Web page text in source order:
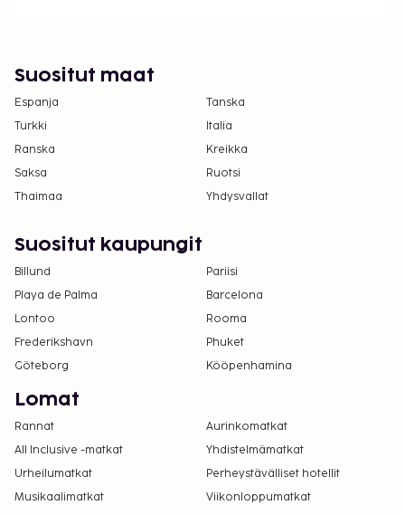
sänkyjä.
Majoituspaikassa on tarjolla
yhdistettäviä/vierekkäisiä huoneita, joiden
saatavuus on rajoitettua. Niitä voi pyytää
Kaikki maksut voidaan maksaa käteisettömillä
Kontaktiton sisäänkirjautuminen ja kontaktiton
uloskirjautuminen ovat saatavilla.
Tämä majoituspaikka toivottaa tervetulleiksi
kaikki asiakkaat seksuaaliseen
suuntautumiseen tai sukupuoli-identiteettiin
katsomatta (LGBTQ+ -ystävällinen).
Suositut maat
Espanja
Tanska
Turkki
Italia
Ranska
Kreikka
Saksa
Ruotsi
Thaimaa
Yhdysvallat
Suositut kaupungit
Billund
Pariisi
Playa de Palma
Barcelona
Lontoo
Rooma
Frederikshavn
Phuket
Göteborg
Kööpenhamina
Lomat
Rannat
Aurinkomatkat
All Inclusive -matkat
Yhdistelmämatkat
Urheilumatkat
Perheystävälliset hotellit
Musikaalimatkat
Viikonloppumatkat